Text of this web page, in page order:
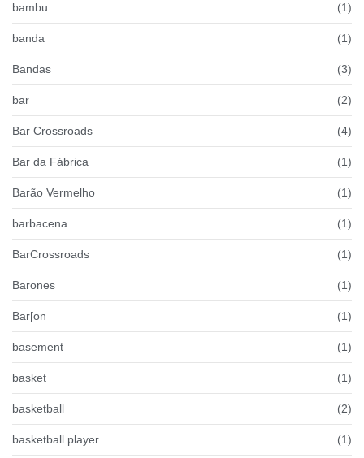
bambu (1)
banda (1)
Bandas (3)
bar (2)
Bar Crossroads (4)
Bar da Fábrica (1)
Barão Vermelho (1)
barbacena (1)
BarCrossroads (1)
Barones (1)
Bar[on (1)
basement (1)
basket (1)
basketball (2)
basketball player (1)